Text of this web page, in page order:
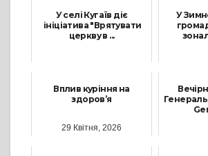
У селі Кугаїв діє
ініціатива "Врятувати
церкву в ...
У
Вплив куріння на
здоров’я
29 Квітня, 2026